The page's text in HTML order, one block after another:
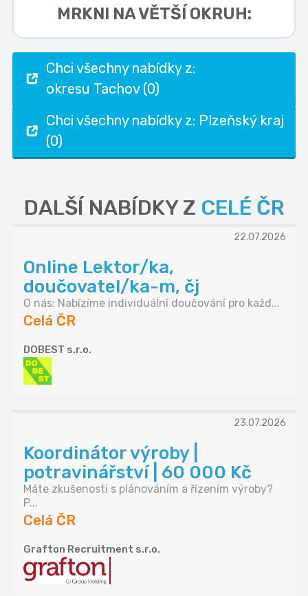
MRKNI NA VĚTŠÍ OKRUH:
Chci všechny nabídky z:
okresu Tachov (0)
Chci všechny nabídky z: Plzeňský kraj
(0)
DALŠÍ NABÍDKY Z CELÉ ČR
22.07.2026
Online Lektor/ka,
doučovatel/ka-m, čj
O nás: Nabízíme individuální doučování pro každ...
Celá ČR
DOBEST s.r.o.
23.07.2026
Koordinátor výroby |
potravinářství | 60 000 Kč
Máte zkušenosti s plánováním a řízením výroby?
P...
Celá ČR
Grafton Recruitment s.r.o.